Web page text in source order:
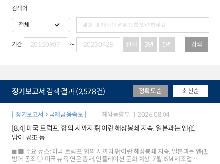
검색어
기간 전체 3년 5년 검색
정기보고서 검색 결과 (2,578건) 정확도순 최신순
정기보고서 > 국제금융속보 해외동향부 2026.08.04
[8.4] 미국 트럼프, 합의 시까지 對이란 해상봉쇄 지속. 일본과는 엔低
방어 공조 등
■ 주요 뉴스: 미국 트럼프, 합의 시까지 對이란 해상봉쇄 지속. 일본과는 엔低
방어 공조 ○ 미국 뉴욕 연은 총재, 인플레이션 둔화 예상. 7월 ISM 제조업